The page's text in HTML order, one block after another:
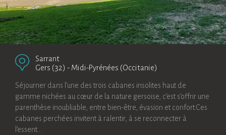
Sarrant
Gers (32) - Midi-Pyrénées (Occitanie)
Séjourner dans l’une des trois cabanes insolites haut de
gamme nichées au cœur de la nature gersoise, c’est s’offrir une
parenthèse inoubliable, entre bien-être, évasion et confort.Ces
cabanes perchées invitent à ralentir, à se reconnecter à
l’essent...